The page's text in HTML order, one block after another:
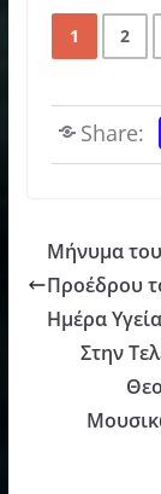
1 2
Share:
Μήνυμα του
Προέδρου
Ημέρα
Στην